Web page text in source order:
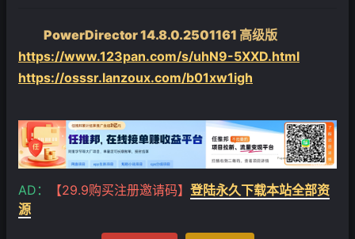
PowerDirector 14.8.0.2501161 高级版
https://www.123pan.com/s/uhN9-5XXD.html
https://osssr.lanzoux.com/b01xw1igh
AD： 【29.9购买注册邀请码】 登陆永久下载本站全部资
源